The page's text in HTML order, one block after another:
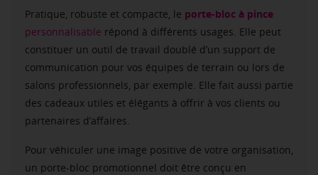
Pratique, robuste et compacte, le porte-bloc à pince
personnalisable répond à différents usages. Elle peut
constituer un outil de travail doublé d’un support de
communication pour vos équipes de terrain ou lors de
salons professionnels, par exemple. Elle fait aussi partie
des cadeaux utiles et élégants à offrir à vos clients ou
partenaires d’affaires.
Pour véhiculer une image positive de votre organisation,
un porte-bloc promotionnel doit être conçu en